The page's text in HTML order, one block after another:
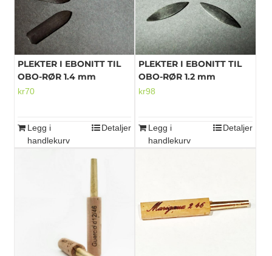
kan
velges
produktsiden
PLEKTER I EBONITT TIL
OBO-RØR 1.4 mm
kr70
Legg i
handlekurv
Detaljer
PLEKTER I EBONITT TIL
OBO-RØR 1.2 mm
kr98
Legg i
handlekurv
Detaljer